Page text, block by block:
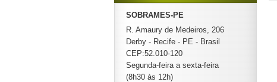
SOBRAMES-PE
R. Amaury de Medeiros, 206
Derby - Recife - PE - Brasil
CEP:52.010-120
Segunda-feira a sexta-feira
(8h30 às 12h)